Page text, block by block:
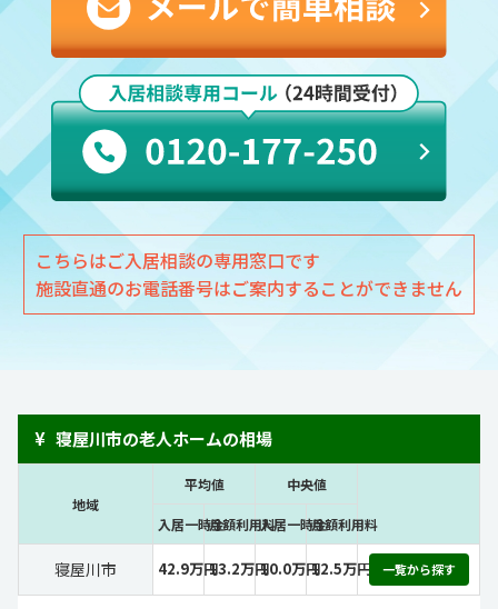
こちらはご入居相談の専用窓口です
施設直通のお電話番号はご案内することができません
¥ 寝屋川市の老人ホームの相場
地域
平均値 中央値
入居一時金月額利用料入居一時金月額利用料
寝屋川市 42.9万円13.2万円10.0万円12.5万円 一覧から探す